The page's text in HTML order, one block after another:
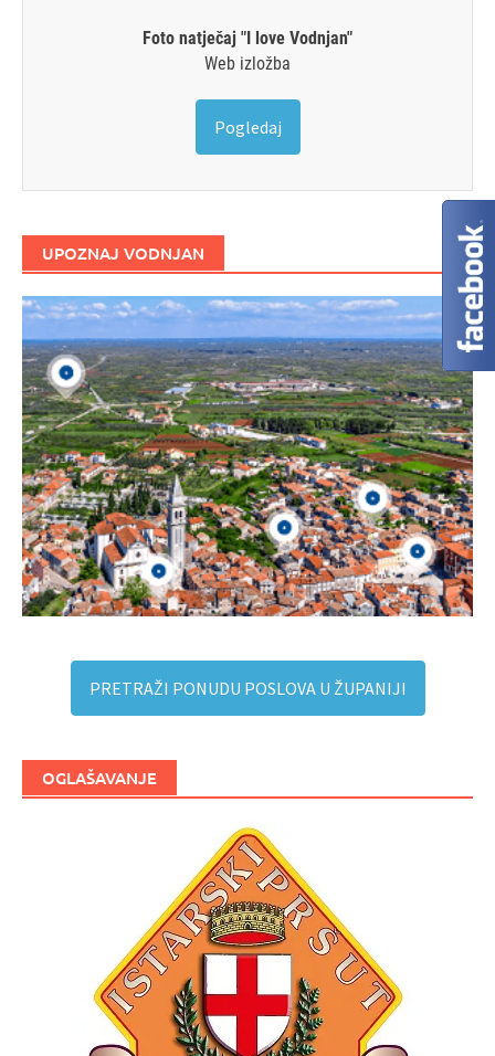
Foto natječaj "I love Vodnjan"
Web izložba
Pogledaj
UPOZNAJ VODNJAN
PRETRAŽI PONUDU POSLOVA U ŽUPANIJI
OGLAŠAVANJE